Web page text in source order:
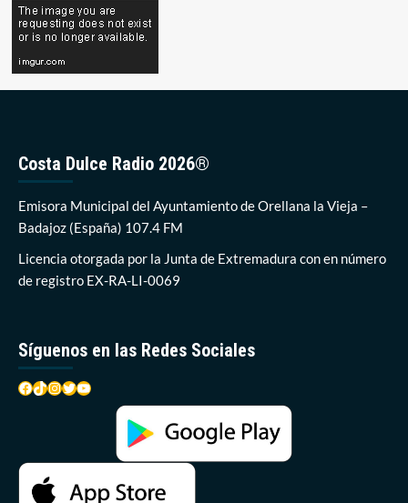
Costa Dulce Radio 2026®
Emisora Municipal del Ayuntamiento de Orellana la Vieja –
Badajoz (España) 107.4 FM
Licencia otorgada por la Junta de Extremadura con en número
de registro EX-RA-LI-0069
Síguenos en las Redes Sociales
Facebook
TikTok
Instagram
Twitter
YouTube